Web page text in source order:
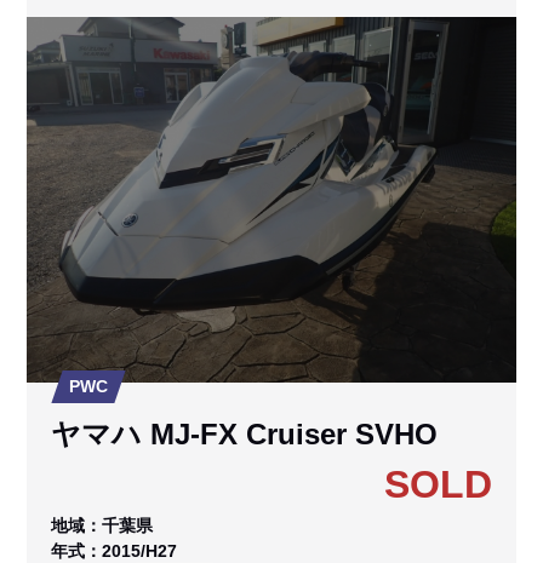
PWC
ヤマハ MJ-FX Cruiser SVHO
SOLD
地域：千葉県
年式：2015/H27